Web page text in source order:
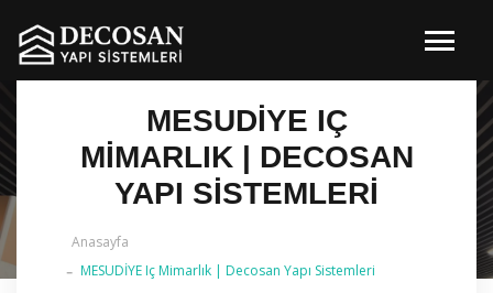
MESUDİYE IÇ
MIMARLIK | DECOSAN
YAPI SISTEMLERI
Anasayfa
MESUDİYE Iç Mimarlık | Decosan Yapı Sistemleri